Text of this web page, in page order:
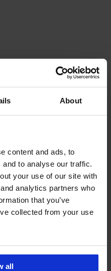
About
content and ads, to
to analyse our traffic.
your use of our site with
analytics partners who
that you’ve
collected from your use
all
Ysabel Mora